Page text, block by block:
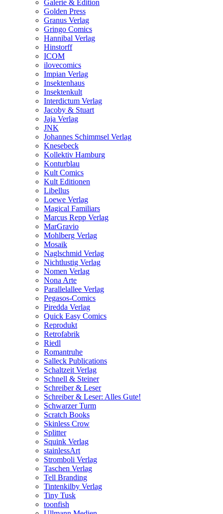
Galerie & Edition
Golden Press
Granus Verlag
Gringo Comics
Hannibal Verlag
Hinstorff
ICOM
ilovecomics
Impian Verlag
Insektenhaus
Insektenkult
Interdictum Verlag
Jacoby & Stuart
Jaja Verlag
JNK
Johannes Schimmsel Verlag
Knesebeck
Kollektiv Hamburg
Konturblau
Kult Comics
Kult Editionen
Libellus
Loewe Verlag
Magical Familiars
Marcus Repp Verlag
MarGravio
Mohlberg Verlag
Mosaik
Naglschmid Verlag
Nichtlustig Verlag
Nomen Verlag
Nona Arte
Parallelallee Verlag
Pegasos-Comics
Piredda Verlag
Quick Easy Comics
Reprodukt
Retrofabrik
Riedl
Romantruhe
Salleck Publications
Schaltzeit Verlag
Schnell & Steiner
Schreiber & Leser
Schreiber & Leser: Alles Gute!
Schwarzer Turm
Scratch Books
Skinless Crow
Splitter
Squink Verlag
stainlessArt
Stromboli Verlag
Taschen Verlag
Tell Branding
Tintenkilby Verlag
Tiny Tusk
toonfish